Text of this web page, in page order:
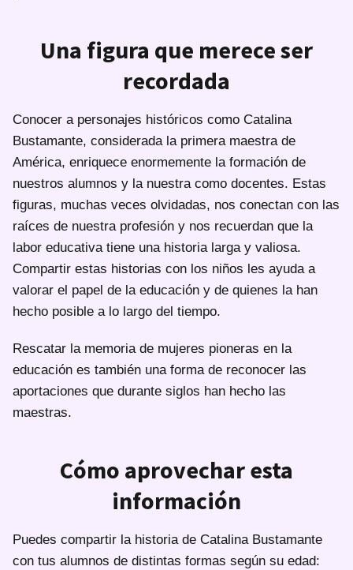
Una figura que merece ser
recordada
Conocer a personajes históricos como Catalina
Bustamante, considerada la primera maestra de
América, enriquece enormemente la formación de
nuestros alumnos y la nuestra como docentes. Estas
figuras, muchas veces olvidadas, nos conectan con las
raíces de nuestra profesión y nos recuerdan que la
labor educativa tiene una historia larga y valiosa.
Compartir estas historias con los niños les ayuda a
valorar el papel de la educación y de quienes la han
hecho posible a lo largo del tiempo.
Rescatar la memoria de mujeres pioneras en la
educación es también una forma de reconocer las
aportaciones que durante siglos han hecho las
maestras.
Cómo aprovechar esta
información
Puedes compartir la historia de Catalina Bustamante
con tus alumnos de distintas formas según su edad: